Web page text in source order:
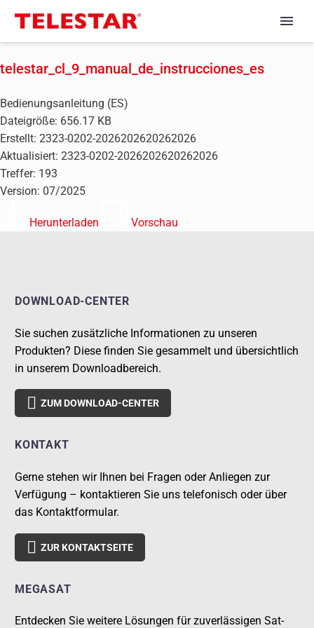
telestar_cl_9_manual_de_instrucciones_es
Bedienungsanleitung (ES)
Dateigröße: 656.17 KB
Erstellt: 2323-0202-2026202620262026
Aktualisiert: 2323-0202-2026202620262026
Treffer: 193
Version: 07/2025
Herunterladen Vorschau
DOWNLOAD-CENTER
Sie suchen zusätzliche Informationen zu unseren
Produkten? Diese finden Sie gesammelt und übersichtlich
in unserem Downloadbereich.
 ZUM DOWNLOAD-CENTER
KONTAKT
Gerne stehen wir Ihnen bei Fragen oder Anliegen zur
Verfügung – kontaktieren Sie uns telefonisch oder über
das Kontaktformular.
 ZUR KONTAKTSEITE
MEGASAT
Entdecken Sie weitere Lösungen für zuverlässigen Sat-